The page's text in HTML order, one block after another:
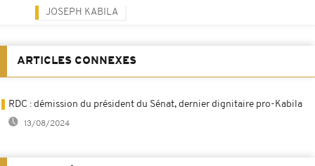
JOSEPH KABILA
ARTICLES CONNEXES
RDC : démission du président du Sénat, dernier dignitaire pro-Kabila
13/08/2024